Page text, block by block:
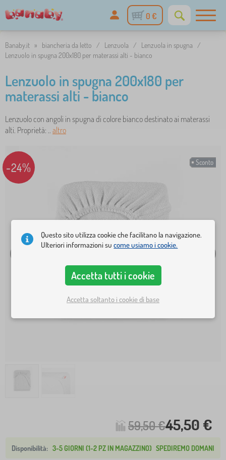
0 €
Banaby.it » biancheria da letto / Lenzuola / Lenzuola in spugna
/
Lenzuolo in spugna 200x180 per materassi alti - bianco
Lenzuolo in spugna 200x180 per
materassi alti - bianco
Lenzuolo con angoli in spugna di colore bianco destinato ai materassi
alti. Proprietà: .. altro
Sconto
-24%
59,50 €45,50 €
3-5 GIORNI (1-2 PZ IN MAGAZZINO) SPEDIREMO DOMANI
Questo sito utilizza cookie che facilitano la navigazione.
Ulteriori informazioni sucome usiamo i cookie.
Accetta tutti i cookie
Accetta soltanto i cookie di base